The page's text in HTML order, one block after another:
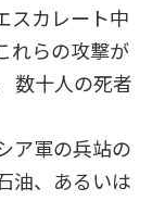
スカレート中
れらの攻撃が
数十人の死者
ア軍の兵站の
油、あるいは